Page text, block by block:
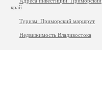
край
Туризм: Приморский маршрут
Недвижимость Владивостока